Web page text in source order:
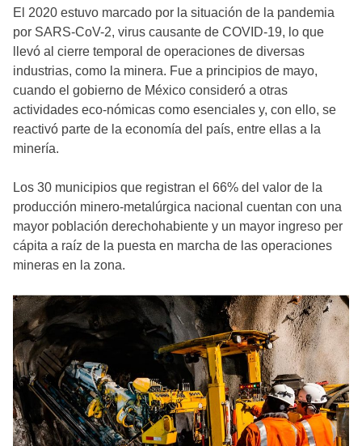
El 2020 estuvo marcado por la situación de la pandemia
por SARS-CoV-2, virus causante de COVID-19, lo que
llevó al cierre temporal de operaciones de diversas
industrias, como la minera. Fue a principios de mayo,
cuando el gobierno de México consideró a otras
actividades eco-nómicas como esenciales y, con ello, se
reactivó parte de la economía del país, entre ellas a la
minería.
Los 30 municipios que registran el 66% del valor de la
producción minero-metalúrgica nacional cuentan con una
mayor población derechohabiente y un mayor ingreso per
cápita a raíz de la puesta en marcha de las operaciones
mineras en la zona.